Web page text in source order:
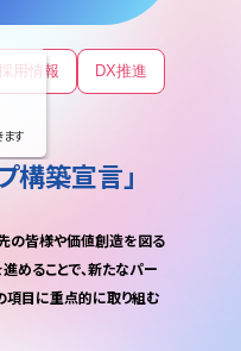
採用情報 DX推進
す
構築宣言」
の皆様や価値創造を図る
めることで、新たなパー
項目に重点的に取り組む